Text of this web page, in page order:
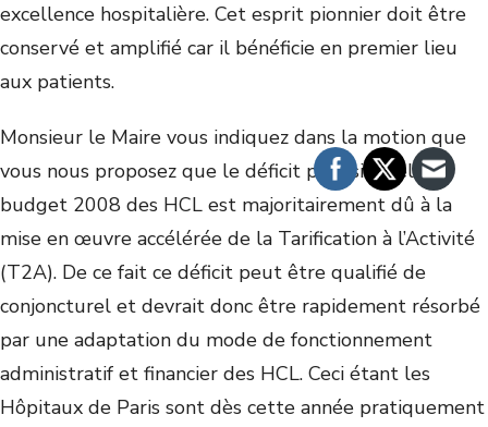
excellence hospitalière. Cet esprit pionnier doit être
conservé et amplifié car il bénéficie en premier lieu
aux patients.
Monsieur le Maire vous indiquez dans la motion que
vous nous proposez que le déficit prévisionnel du
budget 2008 des HCL est majoritairement dû à la
mise en œuvre accélérée de la Tarification à l’Activité
(T2A). De ce fait ce déficit peut être qualifié de
conjoncturel et devrait donc être rapidement résorbé
par une adaptation du mode de fonctionnement
administratif et financier des HCL. Ceci étant les
Hôpitaux de Paris sont dès cette année pratiquement